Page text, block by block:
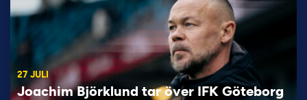
27 JULI
Joachim Björklund tar över IFK Göteborg